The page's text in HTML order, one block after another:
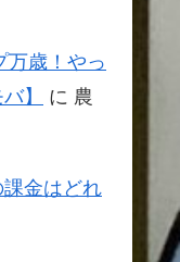
万歳！やっ
】
に 農
課金はどれ